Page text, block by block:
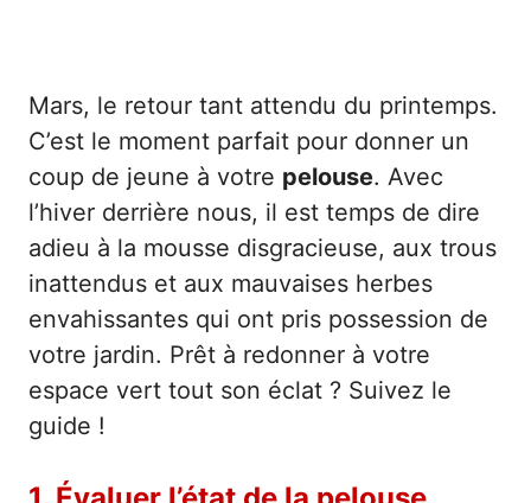
Mars, le retour tant attendu du printemps.
C’est le moment parfait pour donner un
coup de jeune à votre pelouse. Avec
l’hiver derrière nous, il est temps de dire
adieu à la mousse disgracieuse, aux trous
inattendus et aux mauvaises herbes
envahissantes qui ont pris possession de
votre jardin. Prêt à redonner à votre
espace vert tout son éclat ? Suivez le
guide !